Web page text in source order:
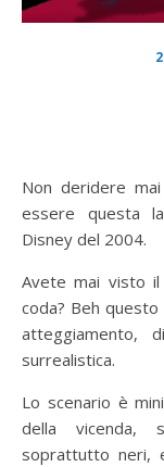
Non deridere mai gli altri per le loro sventure. Sembra
essere questa
Disney del 2004.
Avete mai visto
coda? Beh
atteggiamento,
surrealistica.
Lo scenario è
della vicenda,
soprattutto neri,